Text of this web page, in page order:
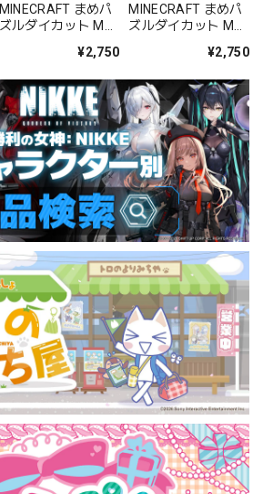
MINECRAFT まめパ
ズルダイカット MA-
¥2,750
MINECRAFT まめパ
ズルダイカット MA-
¥2,750